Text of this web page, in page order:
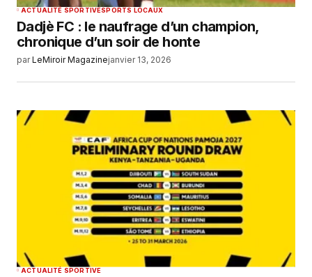
ACTUALITÉ SPORTIVESPORTS LOCAUX
Dadjè FC : le naufrage d’un champion,
chronique d’un soir de honte
par LeMiroir Magazinejanvier 13, 2026
ACTUALITÉ SPORTIVE